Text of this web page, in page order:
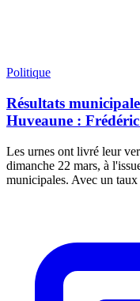
Politique
Résultats
Huveaune :
Les urnes ont livré leur
dimanche 22 mars, à
municipales. Avec un taux